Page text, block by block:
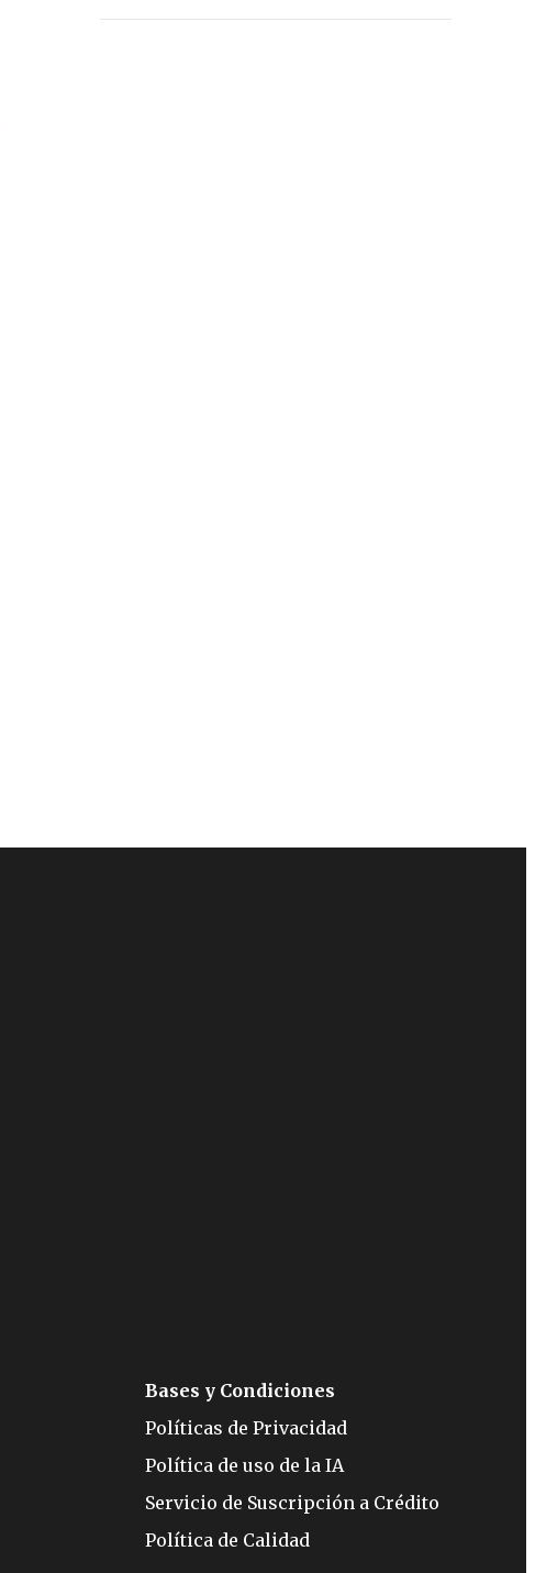
Bases y Condiciones
Políticas de Privacidad
Política de uso de la IA
Servicio de Suscripción a Crédito
Política de Calidad